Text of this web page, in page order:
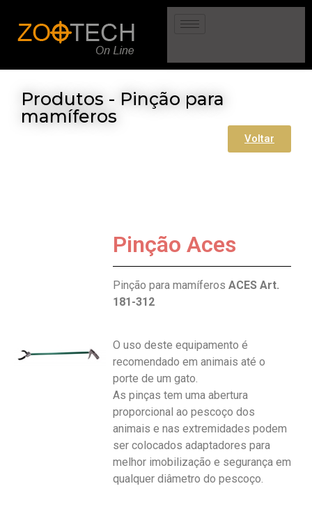
Produtos - Pinção para
mamíferos
Voltar
Pinção Aces
Pinção para mamíferos ACES Art.
181-312
O uso deste equipamento é
recomendado em animais até o
porte de um gato.
As pinças tem uma abertura
proporcional ao pescoço dos
animais e nas extremidades podem
ser colocados adaptadores para
melhor imobilização e segurança em
qualquer diâmetro do pescoço.